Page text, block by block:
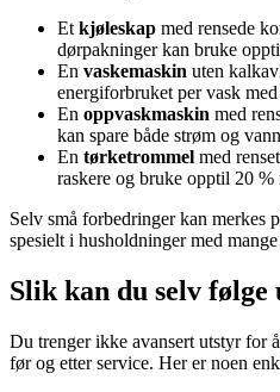
Et kjøleskap med rensede
dørpakninger kan bruke
En vaskemaskin uten
energiforbruket per vask
En oppvaskmaskin med
kan spare både strøm og
En tørketrommel med
raskere og bruke opptil 20 %
Selv små forbedringer kan merkes
spesielt i husholdninger med
Slik kan du selv
Du trenger ikke avansert utstyr for
før og etter service. Her er noen